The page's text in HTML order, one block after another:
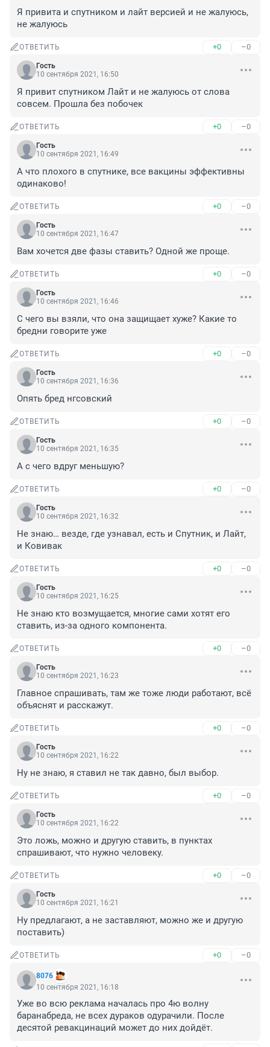
Я привита и спутником и лайт версией и не жалуюсь,
не жалуюсь
ОТВЕТИТЬ +0 –0
Гость
10 сентября 2021, 16:50
Я привит спутником Лайт и не жалуюсь от слова
совсем. Прошла без побочек
ОТВЕТИТЬ +0 –0
Гость
10 сентября 2021, 16:49
А что плохого в спутнике, все вакцины эффективны
одинаково!
ОТВЕТИТЬ +0 –0
Гость
10 сентября 2021, 16:47
Вам хочется две фазы ставить? Одной же проще.
ОТВЕТИТЬ +0 –0
Гость
10 сентября 2021, 16:46
С чего вы взяли, что она защищает хуже? Какие то
бредни говорите уже
ОТВЕТИТЬ +0 –0
Гость
10 сентября 2021, 16:36
Опять бред нгсовский
ОТВЕТИТЬ +0 –0
Гость
10 сентября 2021, 16:35
А с чего вдруг меньшую?
ОТВЕТИТЬ +0 –0
Гость
10 сентября 2021, 16:32
Не знаю… везде, где узнавал, есть и Спутник, и Лайт,
и Ковивак
ОТВЕТИТЬ +0 –0
Гость
10 сентября 2021, 16:25
Не знаю кто возмущается, многие сами хотят его
ставить, из-за одного компонента.
ОТВЕТИТЬ +0 –0
Гость
10 сентября 2021, 16:23
Главное спрашивать, там же тоже люди работают, всё
объяснят и расскажут.
ОТВЕТИТЬ +0 –0
Гость
10 сентября 2021, 16:22
Ну не знаю, я ставил не так давно, был выбор.
ОТВЕТИТЬ +0 –0
Гость
10 сентября 2021, 16:22
Это ложь, можно и другую ставить, в пунктах
спрашивают, что нужно человеку.
ОТВЕТИТЬ +0 –0
Гость
10 сентября 2021, 16:21
Ну предлагают, а не заставляют, можно же и другую
поставить)
ОТВЕТИТЬ +0 –0
8076
10 сентября 2021, 16:18
Уже во всю реклама началась про 4ю волну
баранабреда, не всех дураков одурачили. После
десятой ревакцинаций может до них дойдёт.